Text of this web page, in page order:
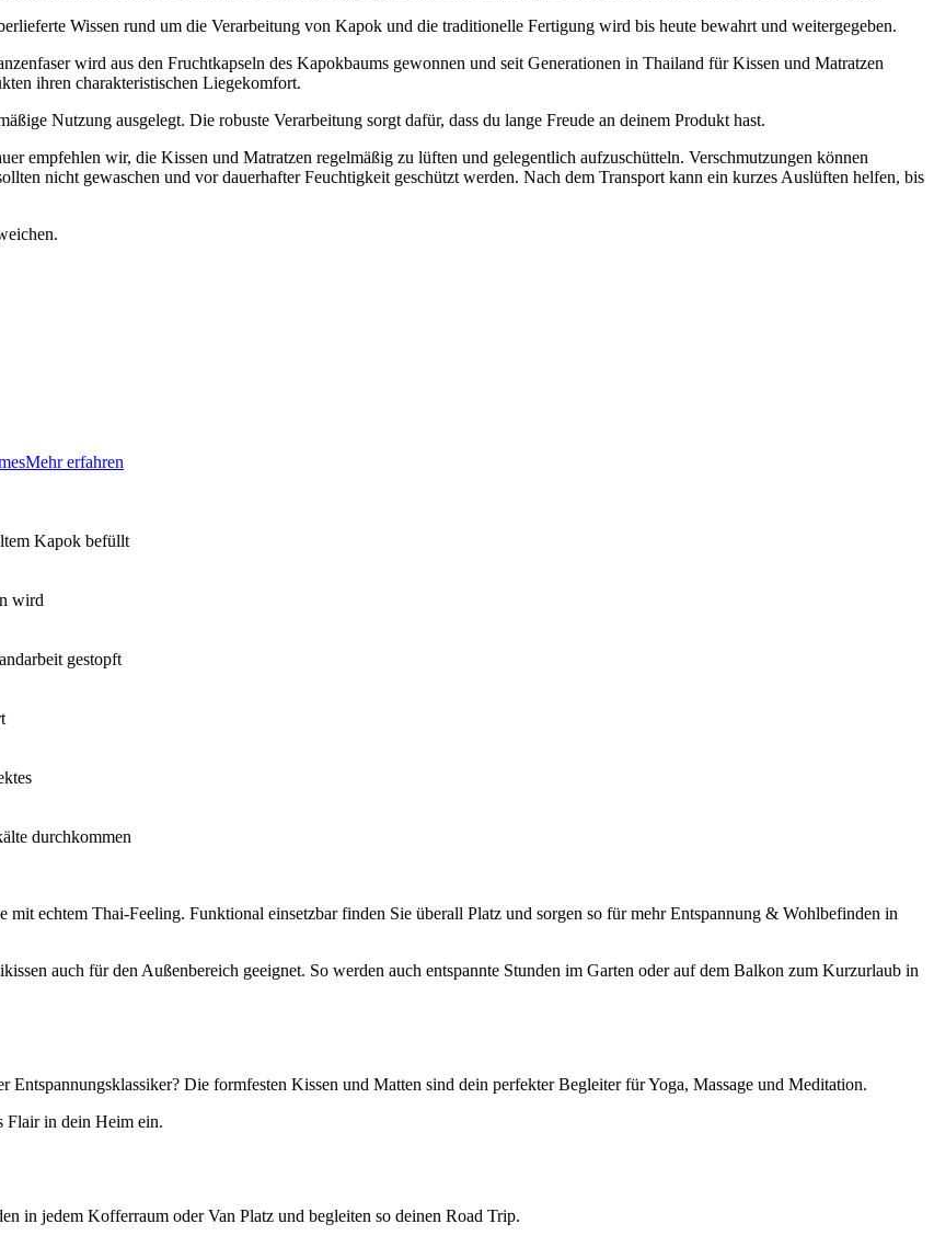
Wissen rund um die Verarbeitung von Kapok und die traditionelle Fertigung wird bis heute bewahrt und weitergegeben.
wird aus den Fruchtkapseln des Kapokbaums gewonnen und seit Generationen in Thailand für Kissen und Matratzen
ihren charakteristischen Liegekomfort.
Nutzung ausgelegt. Die robuste Verarbeitung sorgt dafür, dass du lange Freude an deinem Produkt hast.
empfehlen wir, die Kissen und Matratzen regelmäßig zu lüften und gelegentlich aufzuschütteln. Verschmutzungen können
nicht gewaschen und vor dauerhafter Feuchtigkeit geschützt werden. Nach dem Transport kann ein kurzes Auslüften helfen, bis
Mehr erfahren
Kapok befüllt
wird
gestopft
durchkommen
echtem Thai-Feeling. Funktional einsetzbar finden Sie überall Platz und sorgen so für mehr Entspannung & Wohlbefinden in
auch für den Außenbereich geeignet. So werden auch entspannte Stunden im Garten oder auf dem Balkon zum Kurzurlaub in
Die formfesten Kissen und Matten sind dein perfekter Begleiter für Yoga, Massage und Meditation.
Flair in dein Heim ein.
in jedem Kofferraum oder Van Platz und begleiten so deinen Road Trip.